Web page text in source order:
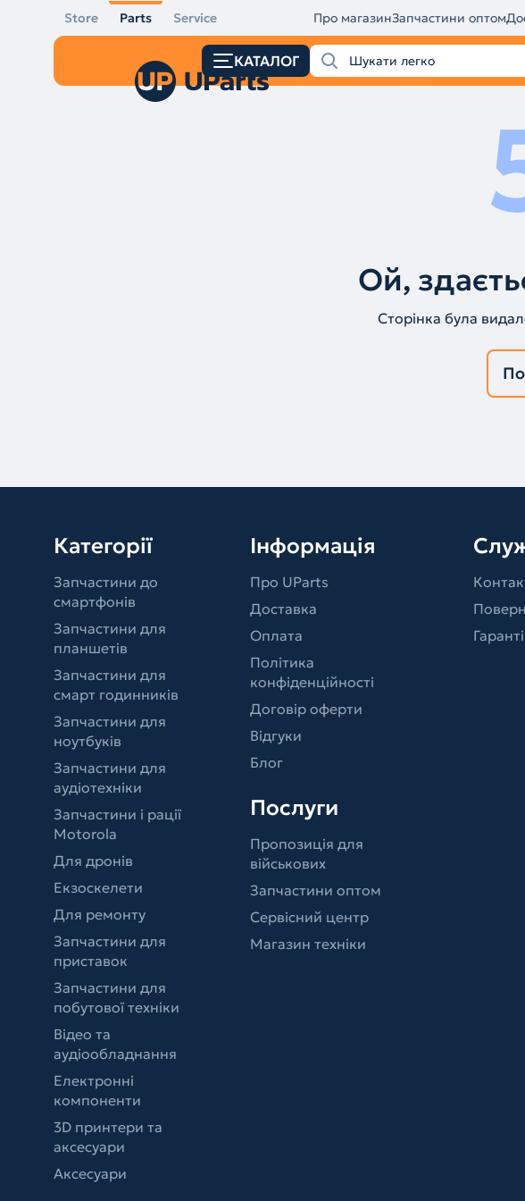
Store Parts Service Про магазинЗапчастини оптом
КАТАЛОГ
Ой,
Сторінка була
Категорії
Запчастини до
смартфонів
Запчастини для
планшетів
Запчастини для
смарт годинників
Запчастини для
ноутбуків
Запчастини для
аудіотехніки
Запчастини і рації
Motorola
Для дронів
Екзоскелети
Для ремонту
Запчастини для
приставок
Запчастини для
побутової техніки
Відео та
аудіообладнання
Електронні
компоненти
3D принтери та
аксесуари
Аксесуари
Інформація
Про UParts
Доставка
Оплата
Політика
конфіденційності
Договір оферти
Відгуки
Блог
Послуги
Пропозиція для
військових
Запчастини оптом
Сервісний центр
Магазин техніки